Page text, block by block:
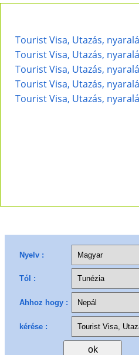
Tourist Visa, Utazás,
Tourist Visa, Utazás,
Tourist Visa, Utazás,
Tourist Visa, Utazás,
Tourist Visa, Utazás,